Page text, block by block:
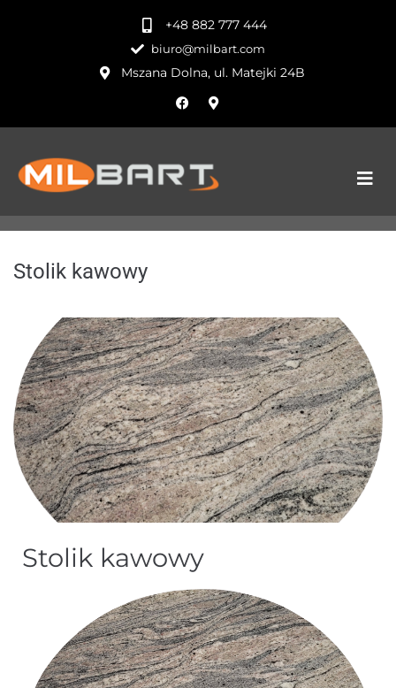
+48 882 777 444
biuro@milbart.com
Mszana Dolna, ul. Matejki 24B
Stolik kawowy
Stolik kawowy